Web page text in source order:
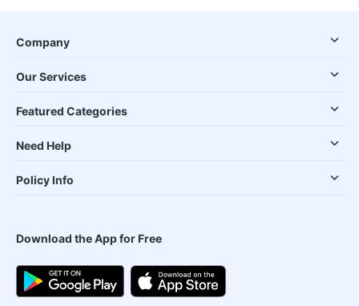
Company
Our Services
Featured Categories
Need Help
Policy Info
Download the App for Free